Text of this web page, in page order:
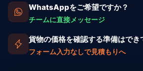
WhatsAppをご希望ですか？
チームに直接メッセージ
貨物の価格を確認する準備はでき
フォーム入力なしで見積もりへ